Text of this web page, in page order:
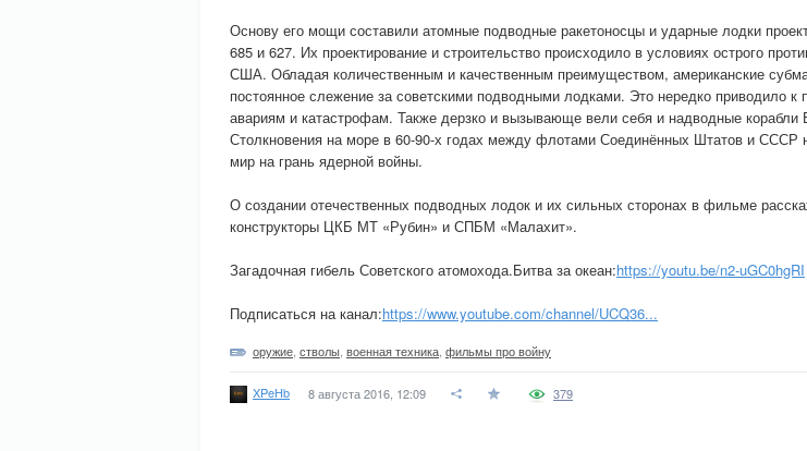
Основу его мощи составили атомные подводные ракетоносцы и ударные лодки
685 и 627. Их проектирование и строительство происходило в условиях острого
США. Обладая количественным и качественным преимуществом, американские
постоянное слежение за советскими подводными лодками. Это нередко приводило к
авариям и катастрофам. Также дерзко и вызывающе вели себя и надводные
Столкновения на море в 60-90-х годах между флотами Соединённых Штатов и СССР
мир на грань ядерной войны.
О создании отечественных подводных лодок и их сильных сторонах в фильме
конструкторы ЦКБ МТ «Рубин» и СПБМ «Малахит».
Загадочная гибель Советского атомохода.Битва за океан:https://youtu.be/n2-uGC0hgRI
Подписаться на канал:https://www.youtube.com/channel/UCQ36...
оружие стволы военная техника фильмы про войну
XPeHb 8 августа 2016, 12:09 379